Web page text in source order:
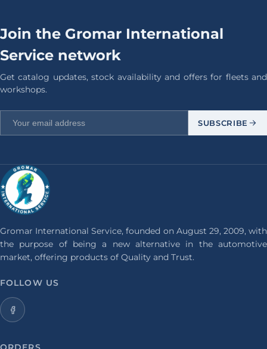
Join the Gromar International
Service network
Get catalog updates, stock availability and offers for fleets and
workshops.
SUBSCRIBE
Gromar International Service, founded on August 29, 2009, with
the purpose of being a new alternative in the automotive
market, offering products of Quality and Trust.
FOLLOW US